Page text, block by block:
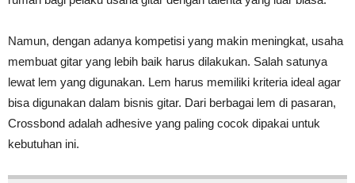
Namun, dengan adanya kompetisi yang makin meningkat, usaha
membuat gitar yang lebih baik harus dilakukan. Salah satunya
lewat lem yang digunakan. Lem harus memiliki kriteria ideal agar
bisa digunakan dalam bisnis gitar. Dari berbagai lem di pasaran,
Crossbond adalah adhesive yang paling cocok dipakai untuk
kebutuhan ini.